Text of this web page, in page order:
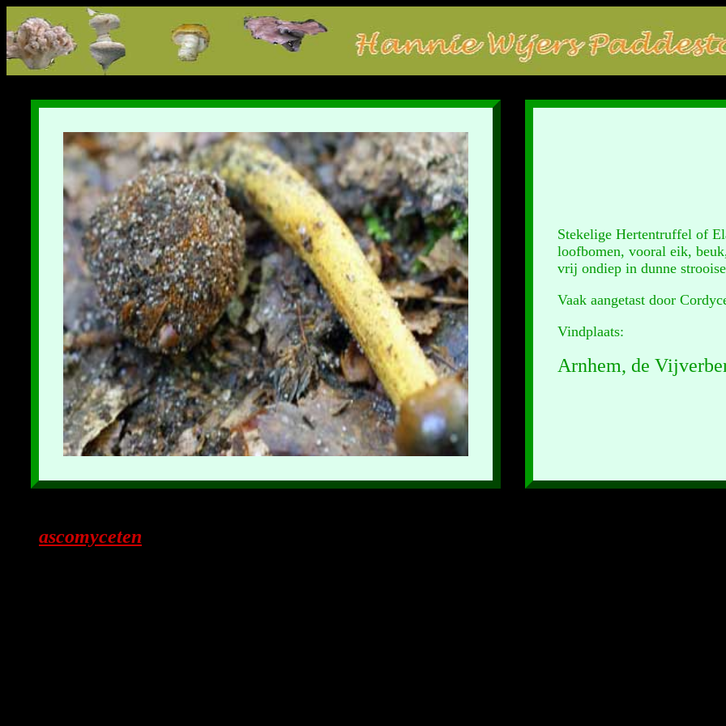
Stekelige Hertentruffel of
loofbomen, vooral eik,
vrij ondiep in dunne
Vaak aangetast door
Vindplaats:
Arnhem, de
ascomyceten